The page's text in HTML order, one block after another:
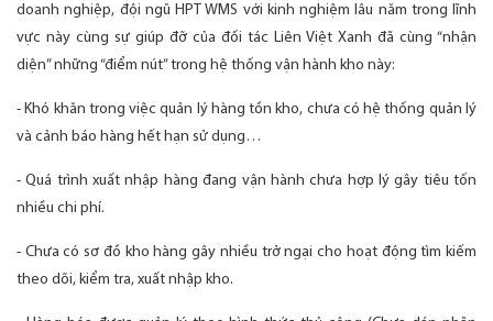
doanh nghiệp, đội ngũ HPT WMS với kinh nghiệm lâu năm trong lĩnh
vực này cùng sự giúp đỡ của đối tác Liên Việt Xanh đã cùng “nhận
diện” những “điểm nút” trong hệ thống vận hành kho này:
- Khó khăn trong việc quản lý hàng tồn kho, chưa có hệ thống quản lý
và cảnh báo hàng hết hạn sử dụng…
- Quá trình xuất nhập hàng đang vận hành chưa hợp lý gây tiêu tốn
nhiều chi phí.
- Chưa có sơ đồ kho hàng gây nhiều trở ngại cho hoạt động tìm kiếm
theo dõi, kiểm tra, xuất nhập kho.